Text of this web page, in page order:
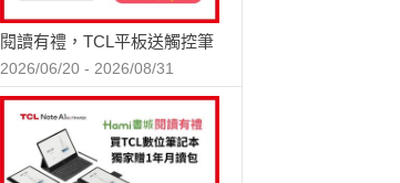
閱讀有禮，TCL平板送觸控筆
2026/06/20 - 2026/08/31